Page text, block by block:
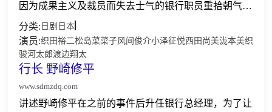
因为成果主义及裁员而失去士气的银行职员重拾朝气，
成为对社会有贡献的银行，他和上作已登场，为人不择
手段，已升为常务的立川祥子，及融资部的石原俊之合
作进行改...
分类: 日剧 日本
演员:织田裕二松岛菜菜子风间俊介小泽征悦西田尚美泷本美织
骏河太郎渡边翔太
行长 野崎修平
www.sdmzdq.com
讲述野崎修平在之前的事件后升任银行总经理，为了让